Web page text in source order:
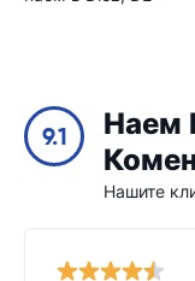
9.1
Наем
Нашите